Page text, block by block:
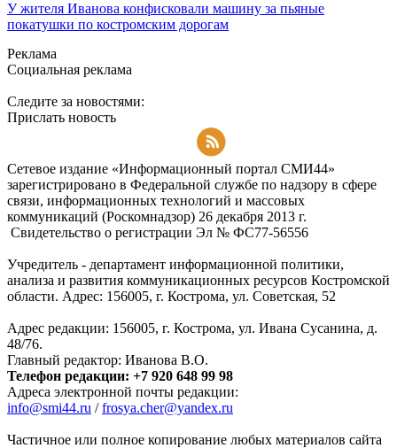
У жителя Иванова конфисковали машину за пьяные
покатушки по костромским дорогам
Реклама
Социальная реклама
Следите за новостями:
Прислать новость
Сетевое издание «Информационный портал СМИ44»
зарегистрировано в Федеральной службе по надзору в сфере
связи, информационных технологий и массовых
коммуникаций (Роскомнадзор) 26 декабря 2013 г.
Свидетельство о регистрации Эл № ФC77-56556
Учредитель - департамент информационной политики,
анализа и развития коммуникационных ресурсов Костромской
области. Адрес: 156005, г. Кострома, ул. Советская, 52
Адрес редакции: 156005, г. Кострома, ул. Ивана Сусанина, д.
48/76.
Главный редактор: Иванова В.О.
Телефон редакции: +7 920 648 99 98
Адреса электронной почты редакции:
info@smi44.ru /frosya.cher@yandex.ru
Частичное или полное копирование любых материалов сайта